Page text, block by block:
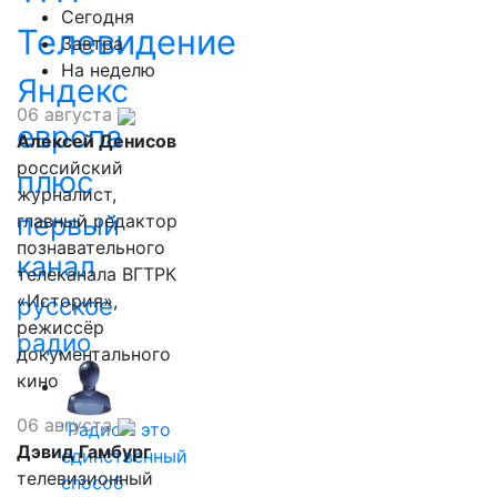
Телевидение
Яндекс
европа
плюс
первый
канал
русское
радио
"Радио - это
единственный
способ
Сегодня
Завтра
На неделю
06 августа
Алексей Денисов
российский
журналист,
главный редактор
познавательного
телеканала ВГТРК
«История»,
режиссёр
документального
кино
06 августа
Дэвид Гамбург
телевизионный